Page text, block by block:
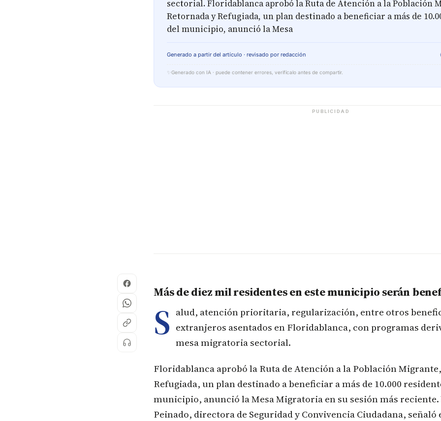
sectorial. Floridablanca aprobó la Ruta de Atención a la Población
Retornada y Refugiada, un plan destinado a beneficiar a más de
del municipio, anunció la Mesa
Generado a partir del artículo · revisado por redacción
✨ Generado con IA · puede contener errores, verifícalo antes de compartir.
PUBLICIDAD
Más de diez mil residentes en este municipio serán
S alud, atención prioritaria, regularización, entre otros
extranjeros asentados en Floridablanca, con programas
mesa migratoria sectorial.
Floridablanca aprobó la Ruta de Atención a la Población
Refugiada, un plan destinado a beneficiar a más de 10.000
municipio, anunció la Mesa Migratoria en su sesión más reciente.
Peinado, directora de Seguridad y Convivencia Ciudadana, señaló